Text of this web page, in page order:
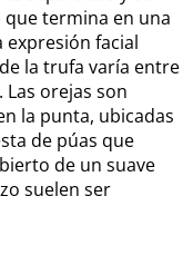
termina en una
facial
la trufa varía entre
orejas son
la punta, ubicadas
de púas que
de un suave
suelen ser